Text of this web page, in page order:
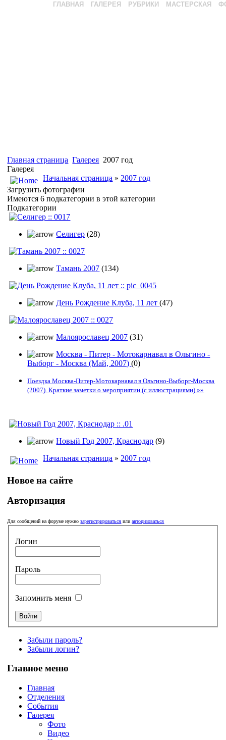
ГЛАВНАЯ ГАЛЕРЕЯ РУБРИКИ МАСТЕРСКАЯ
Главная страница Галерея 2007 год
Галерея
Начальная страница » 2007 год
Загрузить фотографии
Имеются 6 подкатегории в этой категории
Подкатегории
Селигер (28)
Тамань 2007 (134)
День Рождение Клуба, 11 лет(47)
Малоярославец 2007 (31)
Москва - Питер - Мотокарнавал в Ольгино -
Выборг - Москва (Май, 2007)(0)
Поездка Москва-Питер-Мотокарнавал в Ольгино-Выборг-Москва
(2007). Краткие заметки о мероприятии (с иллюстрациями) »»
Новый Год 2007, Краснодар (9)
Начальная страница » 2007 год
Новое на сайте
Авторизация
Для сообщений на форуме нужнозарегистрироваться илиавторизоваться
Логин
Пароль
Запомнить меня
Забыли пароль?
Забыли логин?
Главное меню
Главная
Отделения
События
Галерея
Фото
Видео